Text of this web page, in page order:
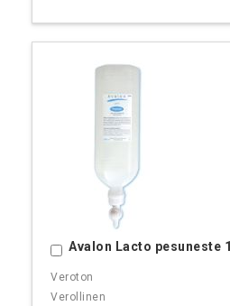
Avalon Lacto pesuneste 1l
Ostoskoriin